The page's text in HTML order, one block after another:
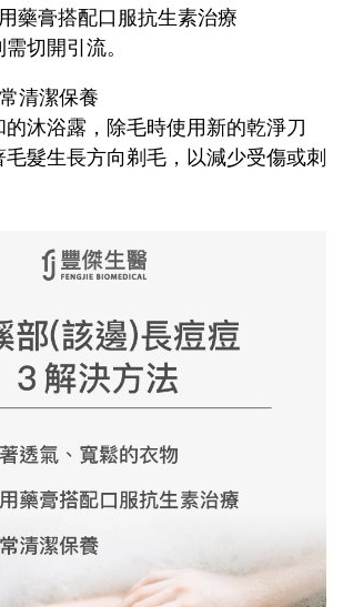
藥膏搭配口服抗生素治療
切開引流。
清潔保養
的沐浴露，除毛時使用新的乾淨刀
毛髮生長方向剃毛，以減少受傷或刺